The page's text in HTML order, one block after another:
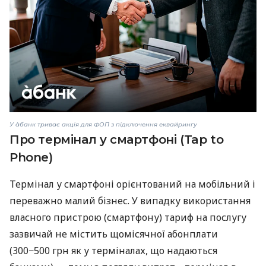
У àбанк триває акція для ФОП з підключення еквайрингу
Про термінал у смартфоні (Tap to
Phone)
Термінал у смартфоні орієнтований на мобільний і
переважно малий бізнес. У випадку використання
власного пристрою (смартфону) тариф на послугу
зазвичай не містить щомісячної абонплати
(300−500 грн як у терміналах, що надаються